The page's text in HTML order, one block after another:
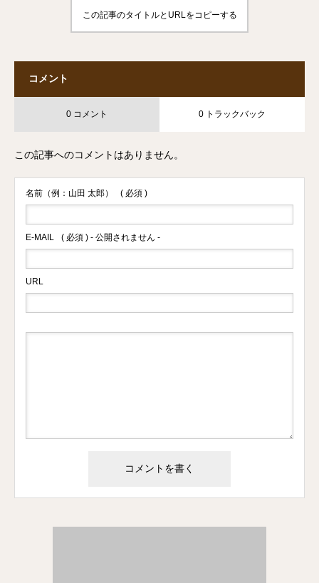
この記事のタイトルとURLをコピーする
コメント
0 コメント 0 トラックバック
この記事へのコメントはありません。
名前（例：山田 太郎） ( 必須 )
E-MAIL ( 必須 ) - 公開されません -
URL